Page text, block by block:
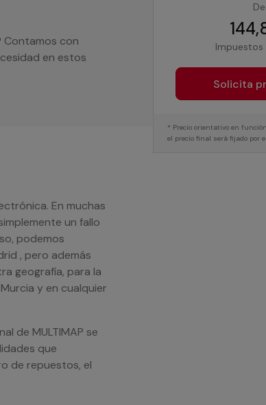
Impuestos
Solicita
* Precio orientativo en
el precio final será fijado por
Contamos con
en estos
En muchas
un fallo
podemos
, pero además
geografía, para la
y en cualquier
de MULTIMAP se
que
de repuestos, el